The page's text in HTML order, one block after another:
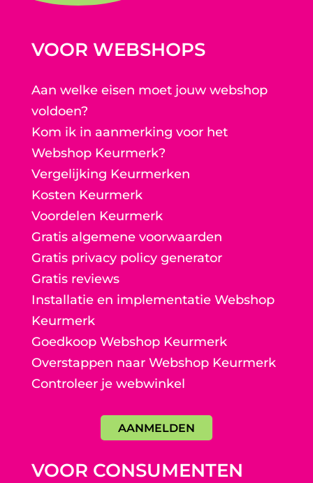
VOOR WEBSHOPS
Aan welke eisen moet jouw webshop
voldoen?
Kom ik in aanmerking voor het
Webshop Keurmerk?
Vergelijking Keurmerken
Kosten Keurmerk
Voordelen Keurmerk
Gratis algemene voorwaarden
Gratis privacy policy generator
Gratis reviews
Installatie en implementatie Webshop
Keurmerk
Goedkoop Webshop Keurmerk
Overstappen naar Webshop Keurmerk
Controleer je webwinkel
AANMELDEN
VOOR CONSUMENTEN